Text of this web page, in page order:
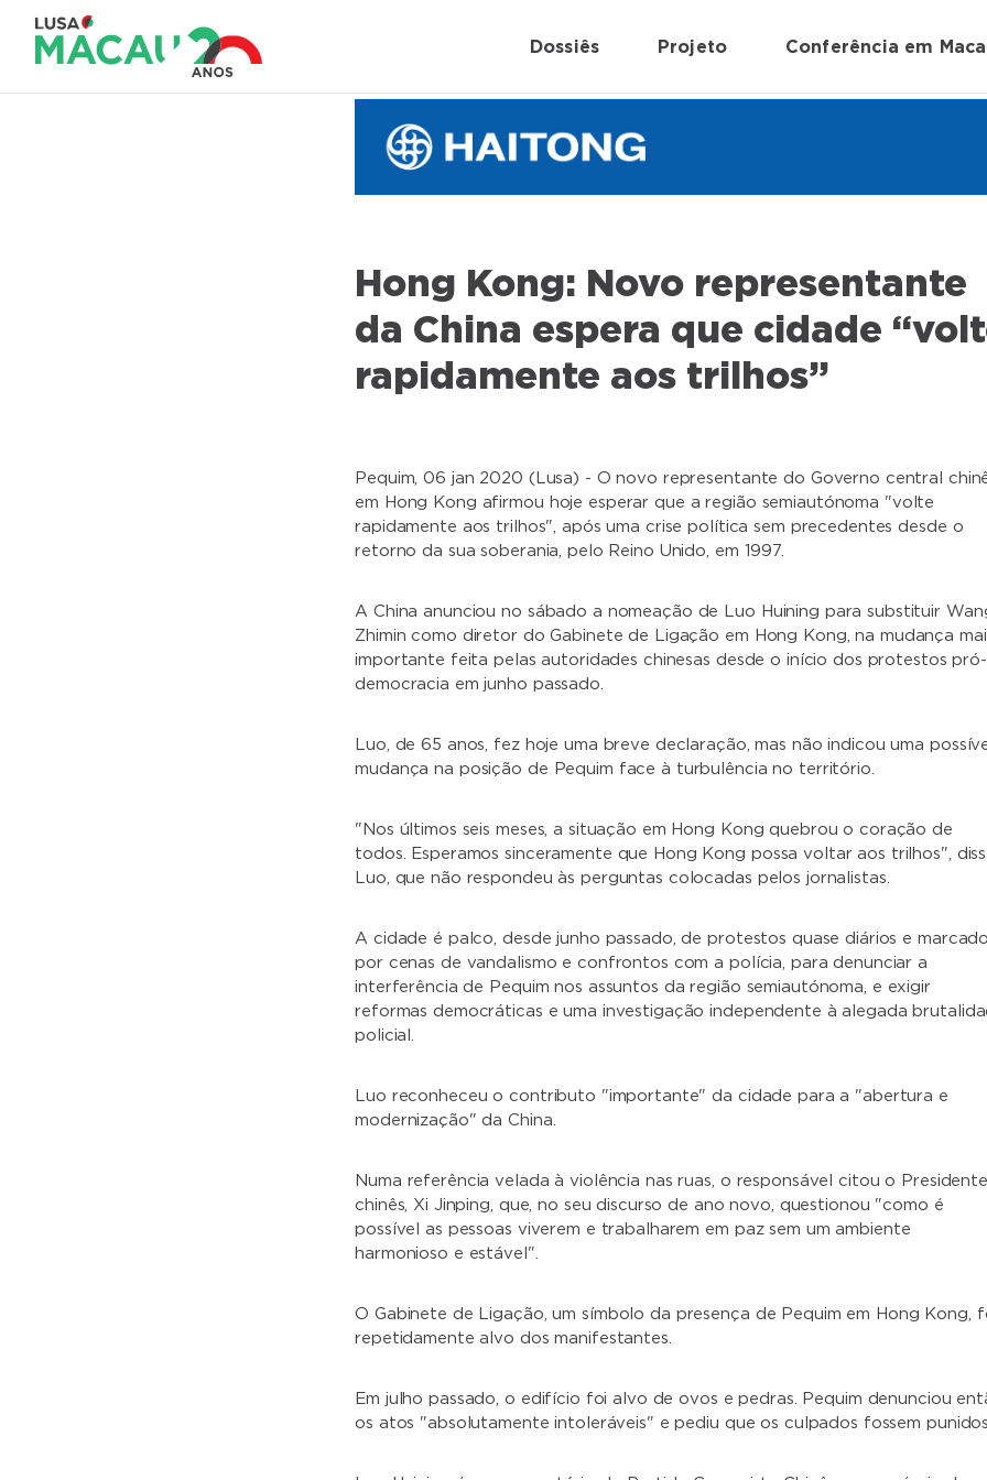
Dossiês Projeto Conferência em
Hong Kong: Novo representante
da China espera que cidade
rapidamente aos trilhos”
Pequim, 06 jan 2020 (Lusa) - O novo representante do Governo central
em Hong Kong afirmou hoje esperar que a região semiautónoma "volte
rapidamente aos trilhos", após uma crise política sem precedentes desde o
retorno da sua soberania, pelo Reino Unido, em 1997.
A China anunciou no sábado a nomeação de Luo Huining para substituir
Zhimin como diretor do Gabinete de Ligação em Hong Kong, na mudança
importante feita pelas autoridades chinesas desde o início dos protestos pró-
democracia em junho passado.
Luo, de 65 anos, fez hoje uma breve declaração, mas não indicou uma
mudança na posição de Pequim face à turbulência no território.
"Nos últimos seis meses, a situação em Hong Kong quebrou o coração de
todos. Esperamos sinceramente que Hong Kong possa voltar aos trilhos",
Luo, que não respondeu às perguntas colocadas pelos jornalistas.
A cidade é palco, desde junho passado, de protestos quase diários e
por cenas de vandalismo e confrontos com a polícia, para denunciar a
interferência de Pequim nos assuntos da região semiautónoma, e exigir
reformas democráticas e uma investigação independente à alegada
policial.
Luo reconheceu o contributo "importante" da cidade para a "abertura e
modernização" da China.
Numa referência velada à violência nas ruas, o responsável citou o Presidente
chinês, Xi Jinping, que, no seu discurso de ano novo, questionou "como é
possível as pessoas viverem e trabalharem em paz sem um ambiente
harmonioso e estável".
O Gabinete de Ligação, um símbolo da presença de Pequim em Hong Kong,
repetidamente alvo dos manifestantes.
Em julho passado, o edifício foi alvo de ovos e pedras. Pequim denunciou
os atos "absolutamente intoleráveis" e pediu que os culpados fossem punidos.